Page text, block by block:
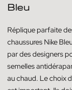
Bleu
Réplique parfaite
chaussures Nike
par des designers
semelles
au chaud. Le choix